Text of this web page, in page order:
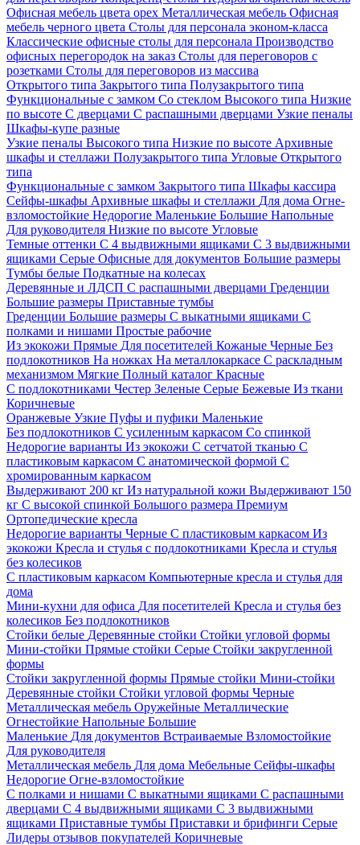
Офисная мебель цвета орех Металлическая мебель Офисная
мебель черного цвета Столы для персонала эконом-класса
Классические офисные столы для персонала Производство
офисных перегородок на заказ Столы для переговоров с
розетками Столы для переговоров из массива
Открытого типа Закрытого типа Полузакрытого типа
Функциональные с замком Со стеклом Высокого типа Низкие
по высоте С дверцами С распашными дверцами Узкие пеналы
Шкафы-купе разные
Узкие пеналы Высокого типа Низкие по высоте Архивные
шкафы и стеллажи Полузакрытого типа Угловые Открытого
типа
Функциональные с замком Закрытого типа Шкафы кассира
Сейфы-шкафы Архивные шкафы и стеллажи Для дома Огне-
взломостойкие Недорогие Маленькие Большие Напольные
Для руководителя Низкие по высоте Угловые
Темные оттенки С 4 выдвижными ящиками С 3 выдвижными
ящиками Серые Офисные для документов Большие размеры
Тумбы белые Подкатные на колесах
Деревянные и ЛДСП С распашными дверцами Греденции
Большие размеры Приставные тумбы
Греденции Большие размеры С выкатными ящиками С
полками и нишами Простые рабочие
Из экокожи Прямые Для посетителей Кожаные Черные Без
подлокотников На ножках На металлокаркасе С раскладным
механизмом Мягкие Полный каталог Красные
С подлокотниками Честер Зеленые Серые Бежевые Из ткани
Коричневые
Оранжевые Узкие Пуфы и пуфики Маленькие
Без подлокотников С усиленным каркасом Со спинкой
Недорогие варианты Из экокожи С сетчатой тканью С
пластиковым каркасом С анатомической формой С
хромированным каркасом
Выдерживают 200 кг Из натуральной кожи Выдерживают 150
кг С высокой спинкой Большого размера Премиум
Ортопедические кресла
Недорогие варианты Черные С пластиковым каркасом Из
экокожи Кресла и стулья с подлокотниками Кресла и стулья
без колесиков
С пластиковым каркасом Компьютерные кресла и стулья для
дома
Мини-кухни для офиса Для посетителей Кресла и стулья без
колесиков Без подлокотников
Стойки белые Деревянные стойки Стойки угловой формы
Мини-стойки Прямые стойки Серые Стойки закругленной
формы
Стойки закругленной формы Прямые стойки Мини-стойки
Деревянные стойки Стойки угловой формы Черные
Металлическая мебель Оружейные Металлические
Огнестойкие Напольные Большие
Маленькие Для документов Встраиваемые Взломостойкие
Для руководителя
Металлическая мебель Для дома Мебельные Сейфы-шкафы
Недорогие Огне-взломостойкие
С полками и нишами С выкатными ящиками С распашными
дверцами С 4 выдвижными ящиками С 3 выдвижными
ящиками Приставные тумбы Приставки и брифинги Серые
Лидеры отзывов покупателей Коричневые